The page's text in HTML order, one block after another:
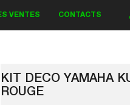
VENTES CONTACTS
KIT DECO YAMAHA
ROUGE